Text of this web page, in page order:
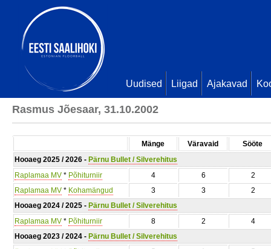
Uudised Liigad Ajakavad
Rasmus Jõesaar, 31.10.2002
Mänge Väravaid
Sööte
Hooaeg 2025 / 2026 - Pärnu Bullet / Silverehitus
Raplamaa MV * Põhiturniir 4 6
2
Raplamaa MV * Kohamängud 3 3
2
Hooaeg 2024 / 2025 - Pärnu Bullet / Silverehitus
Raplamaa MV * Põhiturniir 8 2
4
Hooaeg 2023 / 2024 - Pärnu Bullet / Silverehitus